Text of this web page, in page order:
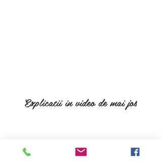
Explicatii in video de mai jos